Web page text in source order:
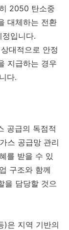
2050 탄소중
대체하는 전환
입니다.
대적으로 안정
지급하는 경우
다.
공급의 독점적
스 공급망 관리
를 받을 수 있
구조와 함께
을 담당할 것으
)은 지역 기반의